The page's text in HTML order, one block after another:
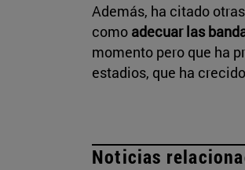
Además, ha citado
como adecuar las
momento pero que ha
estadios, que ha
Noticias